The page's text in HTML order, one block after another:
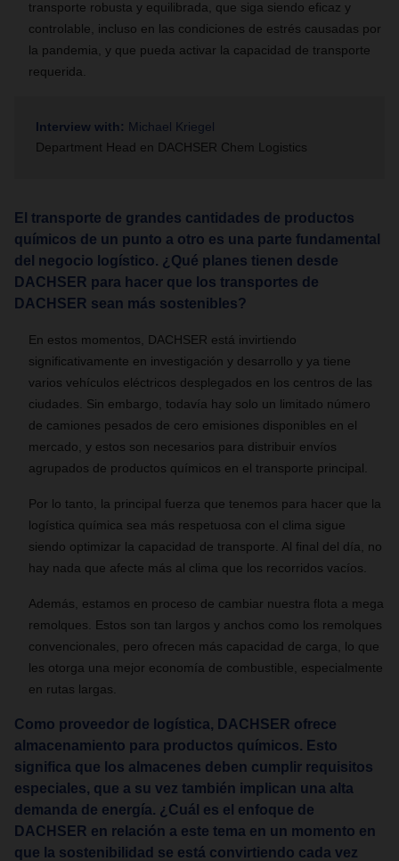
transporte robusta y equilibrada, que siga siendo eficaz y
controlable, incluso en las condiciones de estrés causadas por
la pandemia, y que pueda activar la capacidad de transporte
requerida.
Interview with: Michael Kriegel
Department Head en DACHSER Chem Logistics
El transporte de grandes cantidades de productos
químicos de un punto a otro es una parte fundamental
del negocio logístico. ¿Qué planes tienen desde
DACHSER para hacer que los transportes de
DACHSER sean más sostenibles?
En estos momentos, DACHSER está invirtiendo
significativamente en investigación y desarrollo y ya tiene
varios vehículos eléctricos desplegados en los centros de las
ciudades. Sin embargo, todavía hay solo un limitado número
de camiones pesados ​​​​de cero emisiones disponibles en el
mercado, y estos son necesarios para distribuir envíos
agrupados de productos químicos en el transporte principal.
Por lo tanto, la principal fuerza que tenemos para hacer que la
logística química sea más respetuosa con el clima sigue
siendo optimizar la capacidad de transporte. Al final del día, no
hay nada que afecte más al clima que los recorridos vacíos.
Además, estamos en proceso de cambiar nuestra flota a mega
remolques. Estos son tan largos y anchos como los remolques
convencionales, pero ofrecen más capacidad de carga, lo que
les otorga una mejor economía de combustible, especialmente
en rutas largas.
Como proveedor de logística, DACHSER ofrece
almacenamiento para productos químicos. Esto
significa que los almacenes deben cumplir requisitos
especiales, que a su vez también implican una alta
demanda de energía. ¿Cuál es el enfoque de
DACHSER en relación a este tema en un momento en
que la sostenibilidad se está convirtiendo cada vez